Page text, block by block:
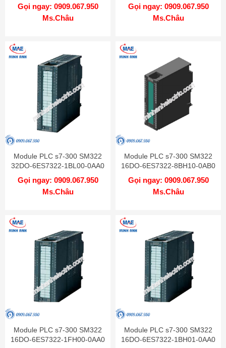
Gọi ngay: 0909.067.950
Ms.Châu
Gọi ngay: 0909.067.950
Ms.Châu
Module PLC s7-300 SM322
32DO-6ES7322-1BL00-0AA0
Gọi ngay: 0909.067.950
Ms.Châu
Module PLC s7-300 SM322
16DO-6ES7322-8BH10-0AB0
Gọi ngay: 0909.067.950
Ms.Châu
Module PLC s7-300 SM322
16DO-6ES7322-1FH00-0AA0
Module PLC s7-300 SM322
16DO-6ES7322-1BH01-0AA0